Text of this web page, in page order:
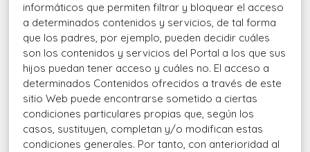
informáticos que permiten filtrar y bloquear el acceso
a determinados contenidos y servicios, de tal forma
que los padres, por ejemplo, pueden decidir cuáles
son los contenidos y servicios del Portal a los que sus
hijos puedan tener acceso y cuáles no. El acceso a
determinados Contenidos ofrecidos a través de este
sitio Web puede encontrarse sometido a ciertas
condiciones particulares propias que, según los
casos, sustituyen, completan y/o modifican estas
condiciones generales. Por tanto, con anterioridad al